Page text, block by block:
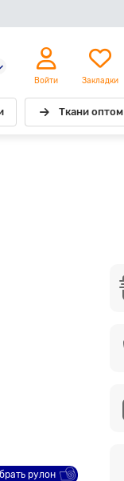
Войти Закладки
Ткани оптом
рулон